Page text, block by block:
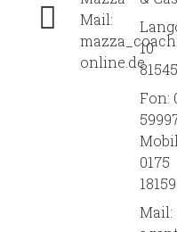
Mail:
online.de
10
Fon:
0175
Mail: